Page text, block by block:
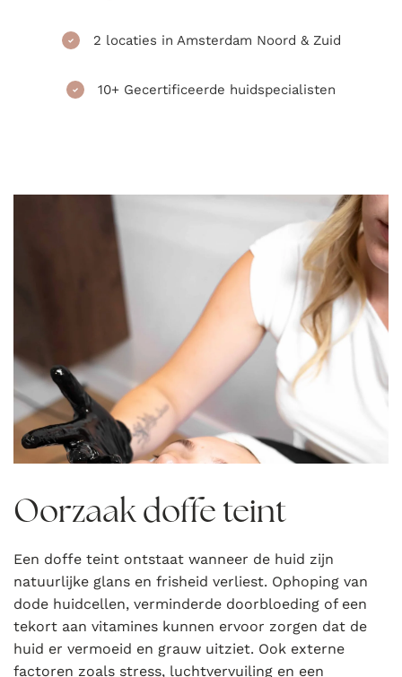
2 locaties in Amsterdam Noord & Zuid
10+ Gecertificeerde huidspecialisten
Oorzaak doffe teint
Een doffe teint ontstaat wanneer de huid zijn
natuurlijke glans en frisheid verliest. Ophoping van
dode huidcellen, verminderde doorbloeding of een
tekort aan vitamines kunnen ervoor zorgen dat de
huid er vermoeid en grauw uitziet. Ook externe
factoren zoals stress, luchtvervuiling en een